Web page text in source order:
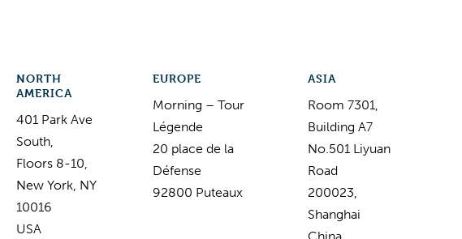
NORTH
AMERICA
401 Park Ave
South,
Floors 8-10,
New York, NY
10016
USA
EUROPE
Morning – Tour
Légende
20 place de la
Défense
92800 Puteaux
ASIA
Room 7301,
Building A7
No.501 Liyuan
Road
200023,
Shanghai
China